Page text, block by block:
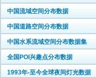
中国流域空间分布数据
中国道路空间分布数据
中国水系流域空间分布数据集
全国POI兴趣点分布数据
1993年-至今全球夜间灯光数据